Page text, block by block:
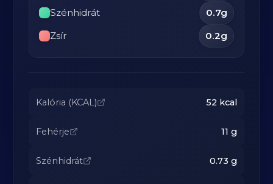
Szénhidrát
0.7g
Zsír
0.2g
Kalória (KCAL) 52 kcal
Fehérje 11 g
Szénhidrát 0.73 g